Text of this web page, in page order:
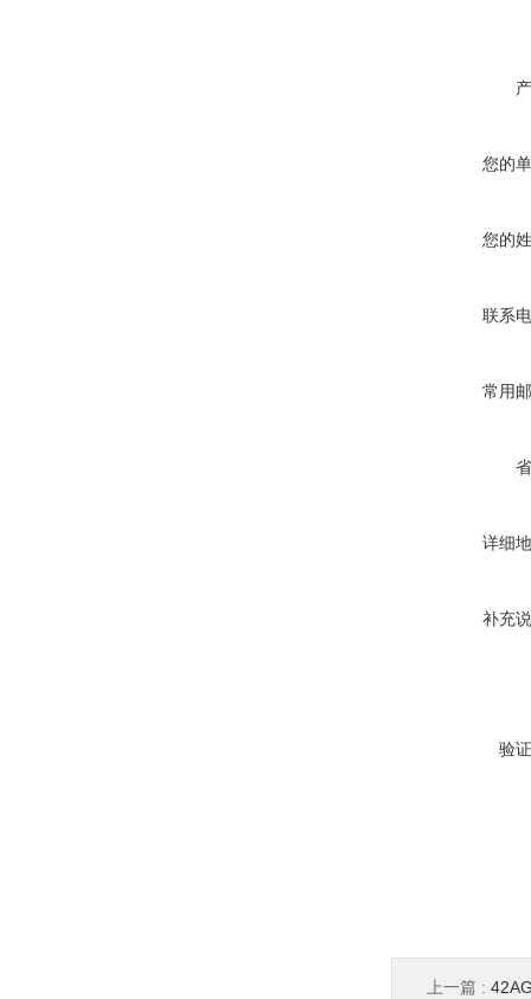
您的
您的
联系
常用
详细
补充
验
上一篇 :